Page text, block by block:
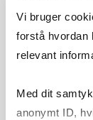
Vi bruger
forstå hvordan
relevant
Med dit
anonymt ID,
Det er et
redskaber i
konstant
Se artikel